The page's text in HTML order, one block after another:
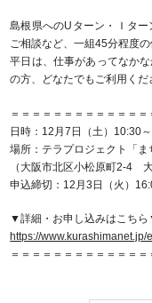
島根県へのUターン・Ｉタ
ご相談など、一組45分程度の
平日は、仕事があってなか
の方、どなたでもご利用くだ
＝＝＝＝＝＝＝＝＝＝＝＝
日時：12月7日（土）10:30
場所：テラプロジェクト「ま
（大阪市北区小松原町2-4
申込締切：12月3日（火）
▼詳細・お申し込みはこち
https://www.kurashimanet.jp/
＝＝＝＝＝＝＝＝＝＝＝＝